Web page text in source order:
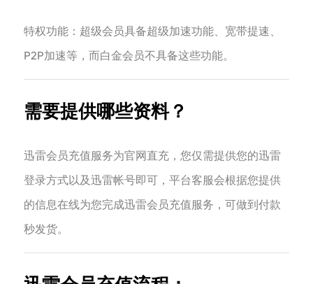
‌特权功能‌：超级会员具备超级加速功能、宽带提速、
P2P加速等，而白金会员不具备这些功能‌。
需要提供哪些资料？
迅雷会员充值服务为官网直充，您仅需提供您的迅雷
登录方式以及迅雷帐号即可，平台客服会根据您提供
的信息在线为您完成迅雷会员充值服务，可做到付款
秒发货。